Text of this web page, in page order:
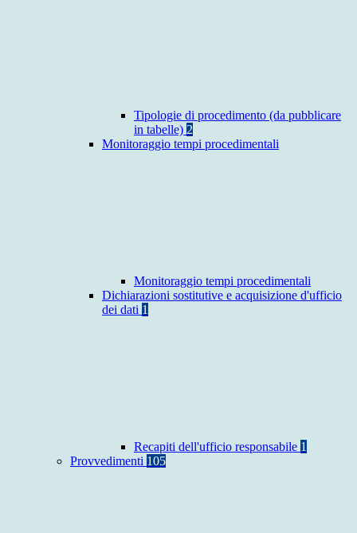
Tipologie di procedimento (da pubblicare
in tabelle) 2
Monitoraggio tempi procedimentali
Monitoraggio tempi procedimentali
Dichiarazioni sostitutive e acquisizione d'ufficio
dei dati 1
Recapiti dell'ufficio responsabile 1
Provvedimenti 105